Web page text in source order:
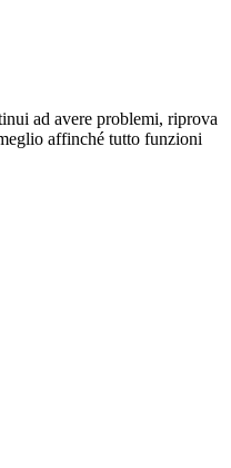
ad avere problemi, riprova
affinché tutto funzioni